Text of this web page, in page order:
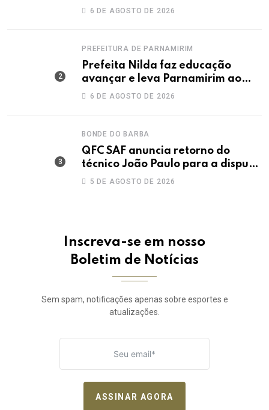
Dunas
6 DE AGOSTO DE 2026
PREFEITURA DE PARNAMIRIM
Prefeita Nilda faz educação
avançar e leva Parnamirim ao
maior IDEB da história dos anos
6 DE AGOSTO DE 2026
BONDE DO BARBA
QFC SAF anuncia retorno do
técnico João Paulo para a disputa
da elite do Campeonato Potiguar
5 DE AGOSTO DE 2026
Inscreva-se em nosso
Boletim de Notícias
Sem spam, notificações apenas sobre esportes e
atualizações.
ASSINAR AGORA